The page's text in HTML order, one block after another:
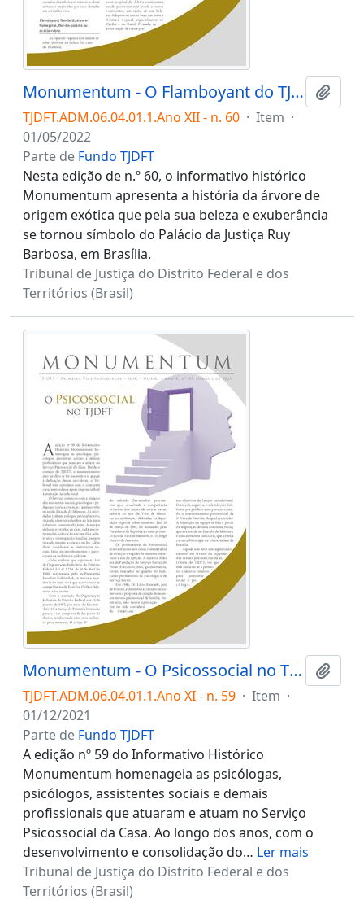
Monumentum - O Flamboyant do TJDFT: a história da árvore símbolo do Tribunal
TJDFT.ADM.06.04.01.1.Ano XII - n. 60 · Item ·
01/05/2022
Parte de Fundo TJDFT
Nesta edição de n.º 60, o informativo histórico
Monumentum apresenta a história da árvore de
origem exótica que pela sua beleza e exuberância
se tornou símbolo do Palácio da Justiça Ruy
Barbosa, em Brasília.
Tribunal de Justiça do Distrito Federal e dos
Territórios (Brasil)
Monumentum - O Psicossocial no TJDFT
TJDFT.ADM.06.04.01.1.Ano XI - n. 59 · Item ·
01/12/2021
Parte de Fundo TJDFT
A edição nº 59 do Informativo Histórico
Monumentum homenageia as psicólogas,
psicólogos, assistentes sociais e demais
profissionais que atuaram e atuam no Serviço
Psicossocial da Casa. Ao longo dos anos, com o
desenvolvimento e consolidação do… Ler mais
Tribunal de Justiça do Distrito Federal e dos
Territórios (Brasil)